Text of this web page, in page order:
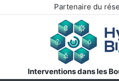
Partenaire du
Interventions dans les